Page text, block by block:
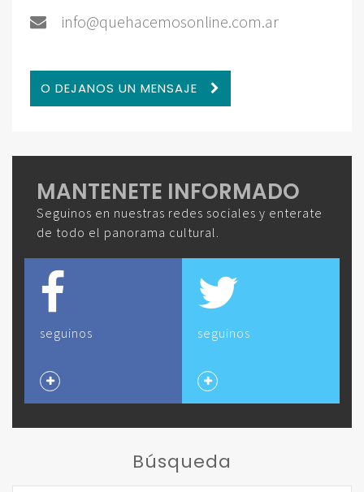
info@quehacemosonline.com.ar
O DEJANOS UN MENSAJE
MANTENETE INFORMADO
Seguinos en nuestras redes sociales y enterate
de todo el panorama cultural.
seguinos seguinos
Búsqueda